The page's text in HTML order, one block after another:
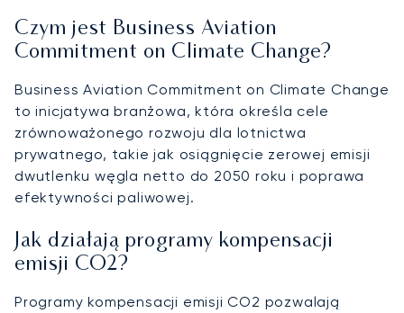
Czym jest Business Aviation
Commitment on Climate Change?
Business Aviation Commitment on Climate Change
to inicjatywa branżowa, która określa cele
zrównoważonego rozwoju dla lotnictwa
prywatnego, takie jak osiągnięcie zerowej emisji
dwutlenku węgla netto do 2050 roku i poprawa
efektywności paliwowej.
Jak działają programy kompensacji
emisji CO2?
Programy kompensacji emisji CO2 pozwalają